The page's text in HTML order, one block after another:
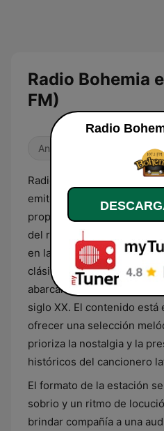
Radio Bohemia
FM)
Antiguas
Radio Bohemia es una
emite desde la Región de
propuesta programática
del recuerdo. Su
en la difusión de baladas
clásicos de la música
abarcan principalmente
siglo XX. El contenido está
ofrecer una selección
prioriza la nostalgia y la
históricos del cancionero
El formato de la estación
sobrio y un ritmo de
brindar compañía a una
Radio